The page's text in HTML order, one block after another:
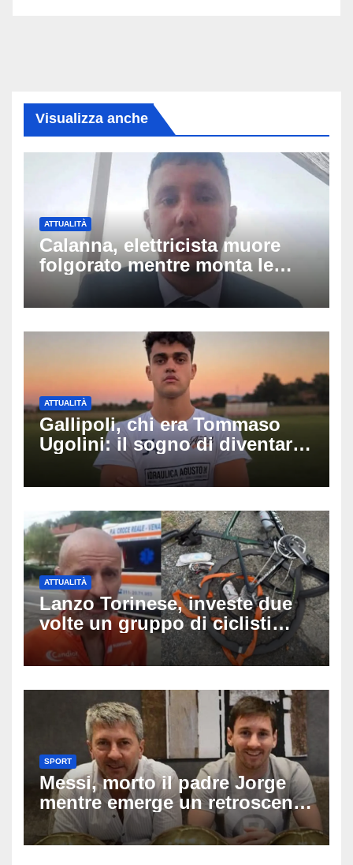
Visualizza anche
ATTUALITÀ
Calanna, elettricista muore
folgorato mentre monta le
luminarie della festa: chi era
Fabio Calabrò e cosa è
ATTUALITÀ
Gallipoli, chi era Tommaso
Ugolini: il sogno di diventare
medico e la fascia da
capitano, il dolore di Bologna
ATTUALITÀ
Lanzo Torinese, investe due
volte un gruppo di ciclisti
dopo una lite: arrestato
73enne, il racconto choc di un
SPORT
Messi, morto il padre Jorge
mentre emerge un retroscena
choc: le minacce di morte al
fuoriclasse durante i Mondiali